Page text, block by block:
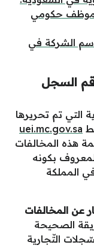
حكومي
الشركة في
السجل
التي تم تحريرها
uei.mc.gov.sa
هذه المخالفات
بكونه
المملكة
عن المخالفات
الصحيحة
التّجارية